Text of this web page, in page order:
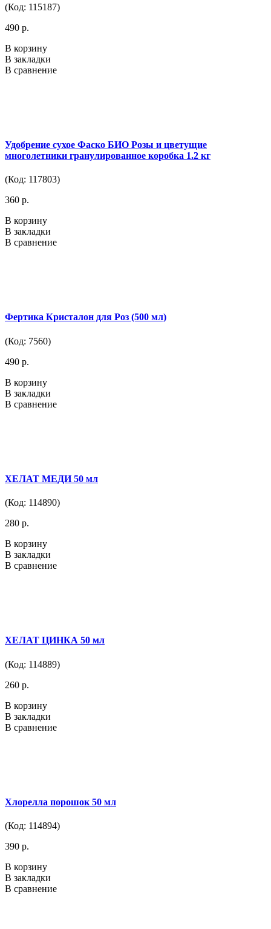
(Код: 115187)
490 р.
В корзину
В закладки
В сравнение
Удобрение сухое Фаско БИО Розы и цветущие
многолетники гранулированное коробка 1.2 кг
(Код: 117803)
360 р.
В корзину
В закладки
В сравнение
Фертика Кристалон для Роз (500 мл)
(Код: 7560)
490 р.
В корзину
В закладки
В сравнение
ХЕЛАТ МЕДИ 50 мл
(Код: 114890)
280 р.
В корзину
В закладки
В сравнение
ХЕЛАТ ЦИНКА 50 мл
(Код: 114889)
260 р.
В корзину
В закладки
В сравнение
Хлорелла порошок 50 мл
(Код: 114894)
390 р.
В корзину
В закладки
В сравнение